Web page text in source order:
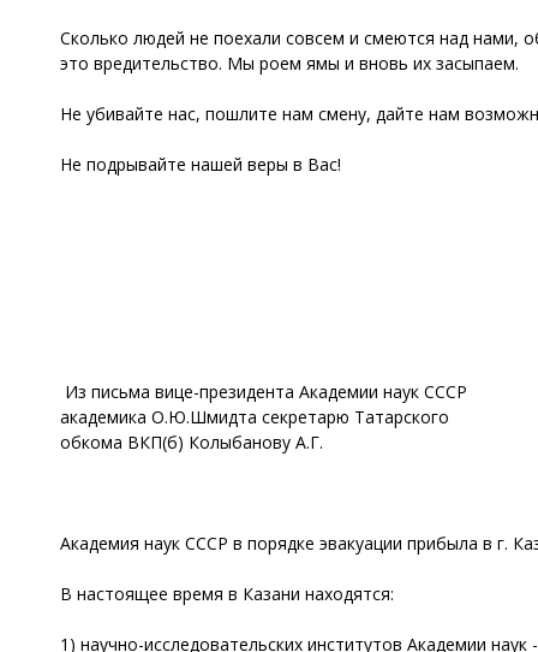
Сколько людей не поехали совсем и смеются над нами,
это вредительство. Мы роем ямы и вновь их засыпаем.
Не убивайте нас, пошлите нам смену, дайте нам
Не подрывайте нашей веры в Вас!
Из письма вице-президента Академии наук СССР
академика О.Ю.Шмидта секретарю Татарского
обкома ВКП(б) Колыбанову А.Г.
Академия наук СССР в порядке эвакуации прибыла в г.
В настоящее время в Казани находятся:
1) научно-исследовательских институтов Академии наук